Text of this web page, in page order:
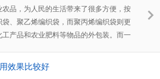
品，为人民的生活带来了很多方便，按
、聚乙烯编织袋，而聚丙烯编织袋则更
产品和农业肥料等物品的外包装。而一
销量，怎么选择编织袋增白剂，也成了
效果比较好